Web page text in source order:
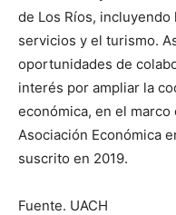
de Los Ríos,
servicios y el turismo.
oportunidades de
interés por ampliar la
económica, en el
Asociación Económica
suscrito en 2019.
Fuente. UACH